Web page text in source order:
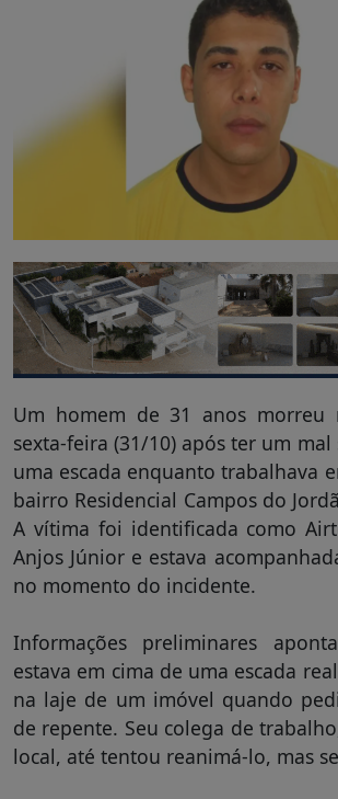
Um homem de 31 anos morreu
sexta-feira (31/10) após ter um
uma escada enquanto trabalhava
bairro Residencial Campos do
A vítima foi identificada como
Anjos Júnior e estava
no momento do incidente.
Informações preliminares
estava em cima de uma escada
na laje de um imóvel quando
de repente. Seu colega de
local, até tentou reanimá-lo, mas